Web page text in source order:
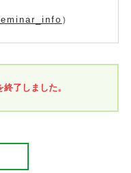
）
了しました。